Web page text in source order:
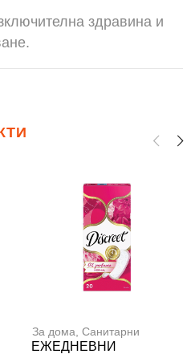
здравина и
За дома Санитарни
ЕЖЕДНЕВНИ